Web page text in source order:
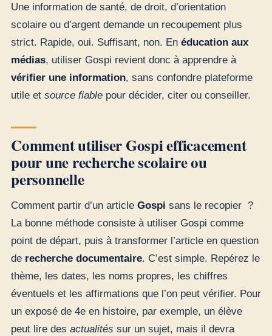
Une information de santé, de droit, d’orientation
scolaire ou d’argent demande un recoupement plus
strict. Rapide, oui. Suffisant, non. En éducation aux
médias, utiliser Gospi revient donc à apprendre à
vérifier une information, sans confondre plateforme
utile et source fiable pour décider, citer ou conseiller.
Comment utiliser Gospi efficacement
pour une recherche scolaire ou
personnelle
Comment partir d’un article Gospi sans le recopier ?
La bonne méthode consiste à utiliser Gospi comme
point de départ, puis à transformer l’article en question
de recherche documentaire. C’est simple. Repérez le
thème, les dates, les noms propres, les chiffres
éventuels et les affirmations que l’on peut vérifier. Pour
un exposé de 4e en histoire, par exemple, un élève
peut lire des actualités sur un sujet, mais il devra